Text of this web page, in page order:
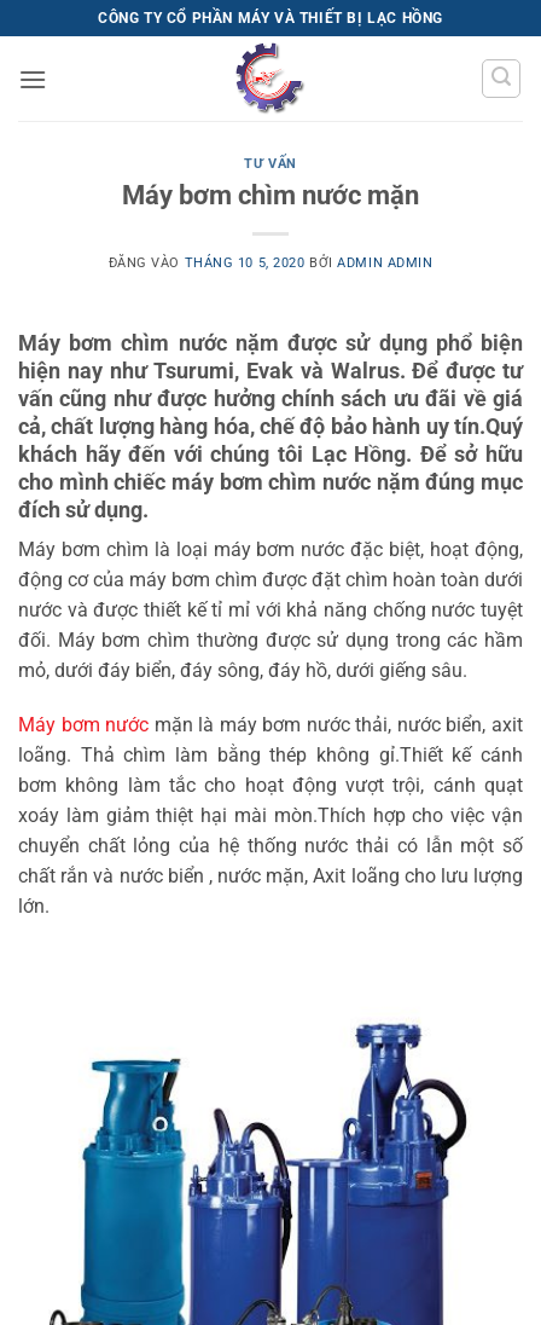
qua
nội
CÔNG TY CỔ PHẦN MÁY VÀ THIẾT BỊ LẠC HỒNG
TƯ VẤN
Máy bơm chìm nước mặn
ĐĂNG VÀO THÁNG 10 5, 2020 BỞIADMIN ADMIN
Máy bơm chìm nước nặm được sử dụng phổ biện
hiện nay như Tsurumi, Evak và Walrus. Để được tư
vấn cũng như được hưởng chính sách ưu đãi về giá
cả, chất lượng hàng hóa, chế độ bảo hành uy tín.Quý
khách hãy đến với chúng tôi Lạc Hồng. Để sở hữu
cho mình chiếc máy bơm chìm nước nặm đúng mục
đích sử dụng.
Máy bơm chìm là loại máy bơm nước đặc biệt, hoạt động,
động cơ của máy bơm chìm được đặt chìm hoàn toàn dưới
nước và được thiết kế tỉ mỉ với khả năng chống nước tuyệt
đối. Máy bơm chìm thường được sử dụng trong các hầm
mỏ, dưới đáy biển, đáy sông, đáy hồ, dưới giếng sâu.
Máy bơm nước mặn là máy bơm nước thải, nước biển, axit
loãng. Thả chìm làm bằng thép không gỉ.Thiết kế cánh
bơm không làm tắc cho hoạt động vượt trội, cánh quạt
xoáy làm giảm thiệt hại mài mòn.Thích hợp cho việc vận
chuyển chất lỏng của hệ thống nước thải có lẫn một số
chất rắn và nước biển , nước mặn, Axit loãng cho lưu lượng
lớn.